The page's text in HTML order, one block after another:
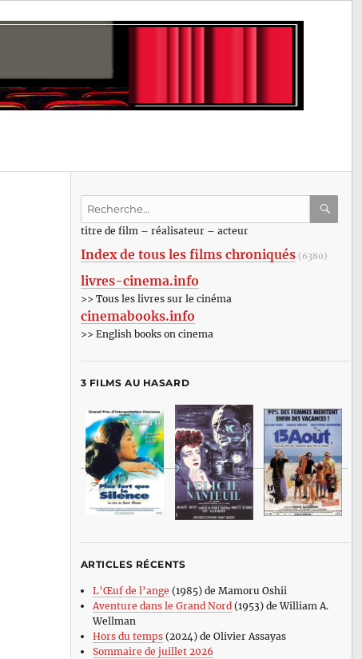
Recherche
:titre de film – réalisateur – acteur
Index de tous les films chroniqués (6380)
livres-cinema.info
>> Tous les livres sur le cinéma
cinemabooks.info
>> English books on cinema
3 FILMS AU HASARD
ARTICLES RÉCENTS
L’Œuf de l’ange (1985) de Mamoru Oshii
Aventure dans le Grand Nord(1953) de William A.
Wellman
Hors du temps(2024) de Olivier Assayas
Sommaire de juillet 2026